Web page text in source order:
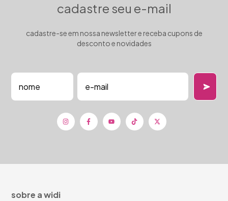
cadastre seu e-mail
cadastre-se em nossa newsletter e receba cupons de
desconto e novidades
sobre a widi